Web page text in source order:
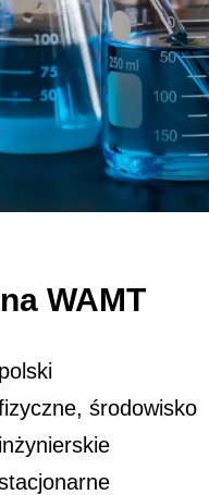
WAMT
polski
środowisko
inżynierskie